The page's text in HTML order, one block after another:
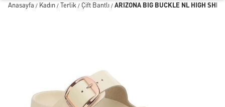
Anasayfa / Kadın / Terlik / Çift Bantlı / ARIZONA BIG BUCKLE NL HIGH